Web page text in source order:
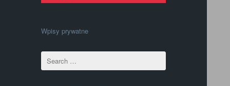
Wpisy prywatne